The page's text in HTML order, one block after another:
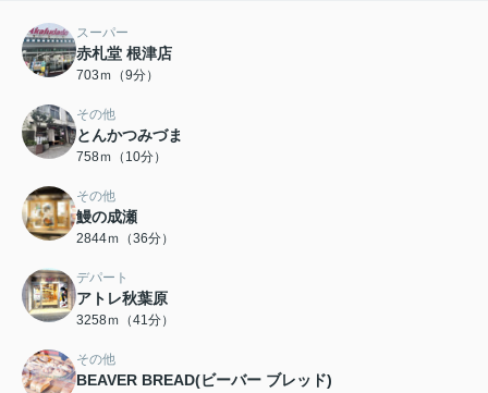
スーパー
赤札堂 根津店
703ｍ（9分）
その他
とんかつみづま
758ｍ（10分）
その他
鰻の成瀬
2844ｍ（36分）
デパート
アトレ秋葉原
3258ｍ（41分）
その他
BEAVER BREAD(ビーバー ブレッド)